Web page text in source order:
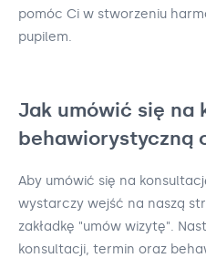
pomóc Ci w stworzeniu
pupilem.
Jak umówić się na
behawiorystyczną
Aby umówić się na
wystarczy wejść na naszą
zakładkę "umów wizytę".
konsultacji, termin oraz